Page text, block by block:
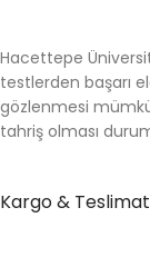
Hacettepe
testlerden başarı
gözlenmesi
tahriş olması
Kargo & Teslimat